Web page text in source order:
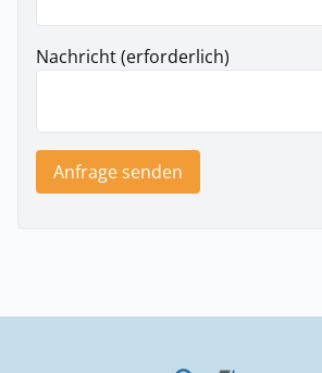
Nachricht (erforderlich)
Anfrage senden